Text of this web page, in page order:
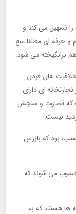
را تسهیل می کند و
و حرفه ای مطلقا منع
برانگیخته می شود.
های فردی
ای دارای
که قضاوت و سنجش
نیست.
بود که بازرس
می شوند که
ها هستند که به